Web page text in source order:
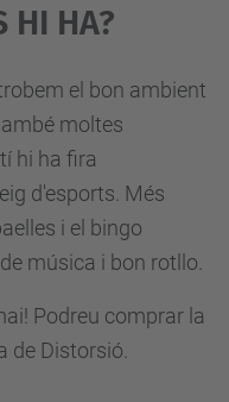
HI HA?
el bon ambient
moltes
hi ha fira
d'esports. Més
i el bingo
música i bon rotllo.
Podreu comprar la
de Distorsió.